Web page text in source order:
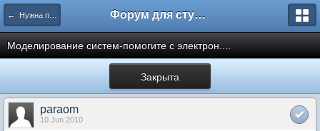
← Нужна помощь Форум для студента СГА
Моделирование систем-помогите с электрон....
Закрыта
paraom
10 Jun 2010